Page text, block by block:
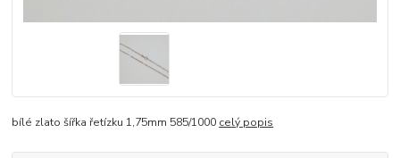
bílé zlato šířka řetízku 1,75mm 585/1000 celý popis